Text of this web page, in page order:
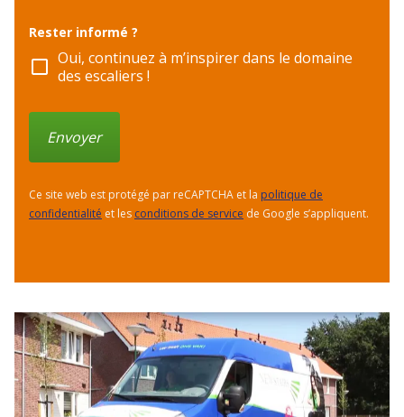
Rester informé ?
check_box_outline_blank Oui, continuez à m’inspirer dans le domaine
des escaliers !
Envoyer
Ce site web est protégé par reCAPTCHA et la politique de
confidentialité et les conditions de service de Google s’appliquent.